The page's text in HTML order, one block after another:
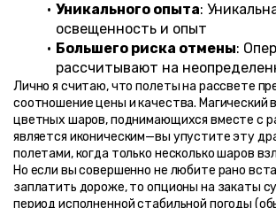
Уникального опыта:
освещенность и опыт
Большего риска отмены:
рассчитывают на
Лично я считаю, что полеты на рассвете
соотношение цены и качества. Магический
цветных шаров, поднимающихся вместе с
является иконическим—вы упустите эту
полетами, когда только несколько шаров
Но если вы совершенно не любите рано
заплатить дороже, то опционы на закаты
период исполненной стабильной погоды